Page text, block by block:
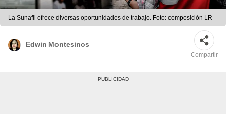
La Sunafil ofrece diversas oportunidades de trabajo. Foto: composición LR
Edwin Montesinos
Compartir